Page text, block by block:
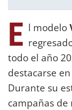
E l modelo
todo el año
destacarse
Durante su
campañas